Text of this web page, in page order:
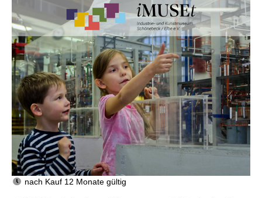
nach Kauf 12 Monate gültig